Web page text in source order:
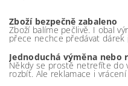
Zboží bezpečně zabaleno
Zboží balíme pečlivě. I obal
přece nechce předávat dárek
Jednoduchá výměna nebo
Někdy se prostě netrefíte do
rozbít. Ale reklamace i